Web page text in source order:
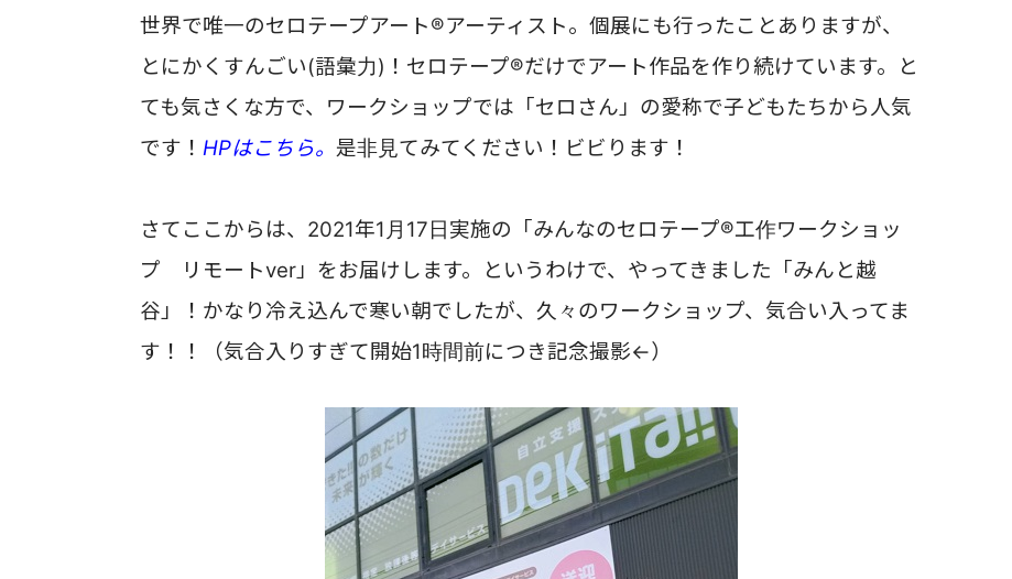
世界で唯一のセロテープアート®アーティスト。個展にも行ったことありますが、
とにかくすんごい(語彙力) ！ セロテープ®だけでアート作品を作り続けています。
と
ても気さくな方で、ワークショップでは「セロさん」の愛称で子どもたちから人気
です！ HPはこちら。 是非見てみてください！ビビります！
さてここからは、2021年1月17日実施の「みんなのセロテープ®工作ワークショッ
プ リモートver」をお届けします。というわけで、 やってきました「みんと越
谷」！ かなり冷え込んで寒い朝でしたが、久々のワークショップ、気合い入ってま
す！！
（気合入りすぎて開始1時間前につき記念撮影←）